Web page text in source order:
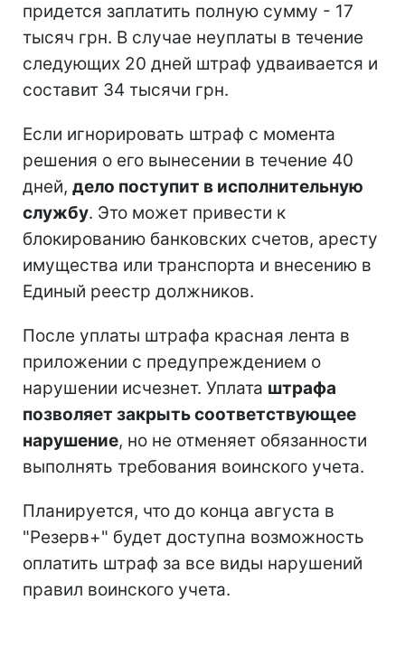
придется заплатить полную сумму - 17
тысяч грн. В случае неуплаты в течение
следующих 20 дней штраф удваивается и
составит 34 тысячи грн.
Если игнорировать штраф с момента
решения о его вынесении в течение 40
дней, дело поступит в исполнительную
службу. Это может привести к
блокированию банковских счетов, аресту
имущества или транспорта и внесению в
Единый реестр должников.
После уплаты штрафа красная лента в
приложении с предупреждением о
нарушении исчезнет. Уплата штрафа
позволяет закрыть соответствующее
нарушение, но не отменяет обязанности
выполнять требования воинского учета.
Планируется, что до конца августа в
"Резерв+" будет доступна возможность
оплатить штраф за все виды нарушений
правил воинского учета.